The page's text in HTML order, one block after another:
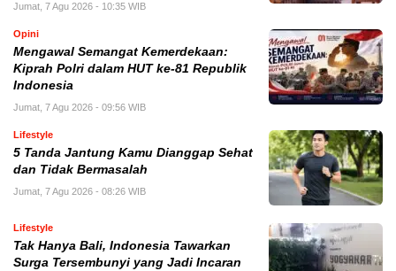
Jumat, 7 Agu 2026 - 10:35 WIB
Opini
Mengawal Semangat Kemerdekaan:
Kiprah Polri dalam HUT ke-81 Republik
Indonesia
Jumat, 7 Agu 2026 - 09:56 WIB
Lifestyle
5 Tanda Jantung Kamu Dianggap Sehat
dan Tidak Bermasalah
Jumat, 7 Agu 2026 - 08:26 WIB
Lifestyle
Tak Hanya Bali, Indonesia Tawarkan
Surga Tersembunyi yang Jadi Incaran